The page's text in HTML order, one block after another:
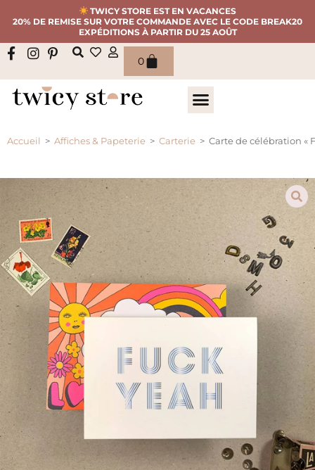
TWICY STORE EST EN VACANCES
20% DE REMISE SUR VOTRE COMMANDE AVEC LE CODE BREAK20
EXPÉDITIONS À PARTIR DU 25 AOÛT
0
Accueil > Affiches & Papeterie > Carterie > Carte de célébration «